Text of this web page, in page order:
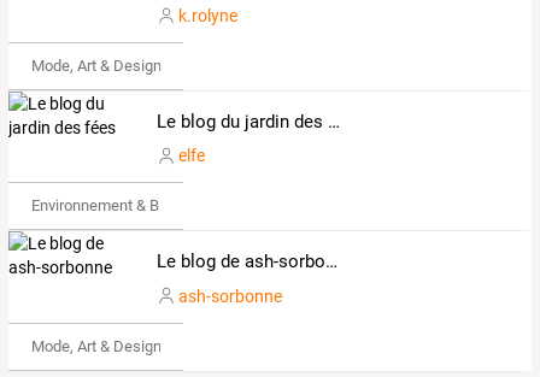
k.rolyne
Mode, Art & Design
Le blog du jardin des fées
elfe
Environnement & Bio
Le blog de ash-sorbonne
ash-sorbonne
Mode, Art & Design